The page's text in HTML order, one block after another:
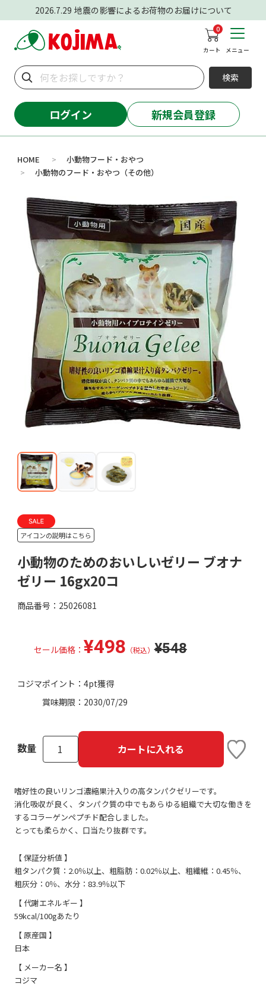
2026.7.29 地震の影響によるお荷物のお届けについて
0
カート メニュー
検索
ログイン 新規会員登録
HOME > 小動物フード・おやつ
> 小動物のフード・おやつ（その他）
アイコンの説明はこちら
小動物のためのおいしいゼリー ブオナ
ゼリー 16gx20コ
商品番号：25026081
セール価格： ¥498 （税込）¥548
コジマポイント： 4pt獲得
賞味期限： 2030/07/29
数量 カートに入れる
嗜好性の良いリンゴ濃縮果汁入りの高タンパクゼリーです。
消化吸収が良く、タンパク質の中でもあらゆる組織で大切な働きを
するコラーゲンペプチド配合しました。
とっても柔らかく、口当たり抜群です。
【 保証分析値 】
粗タンパク質：2.0％以上、粗脂肪：0.02％以上、粗繊維：0.45％、
粗灰分：0％、水分：83.9％以下
【 代謝エネルギー 】
59kcal/100gあたり
【 原産国 】
日本
【 メーカー名 】
コジマ